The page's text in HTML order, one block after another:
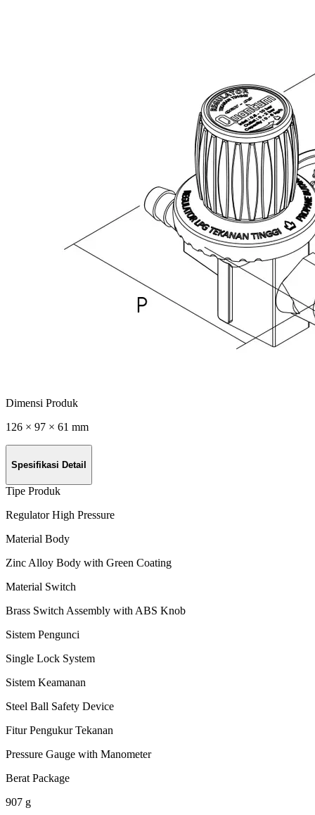
Dimensi Produk
126 × 97 × 61 mm
Spesifikasi Detail
Tipe Produk
Regulator High Pressure
Material Body
Zinc Alloy Body with Green Coating
Material Switch
Brass Switch Assembly with ABS Knob
Sistem Pengunci
Single Lock System
Sistem Keamanan
Steel Ball Safety Device
Fitur Pengukur Tekanan
Pressure Gauge with Manometer
Berat Package
907 g